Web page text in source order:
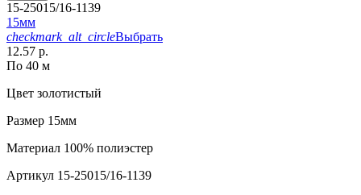
15-25015/16-1139
15мм
checkmark_alt_circleВыбрать
12.57 р.
По 40 м
Цвет золотистый
Размер 15мм
Материал 100% полиэстер
Артикул 15-25015/16-1139